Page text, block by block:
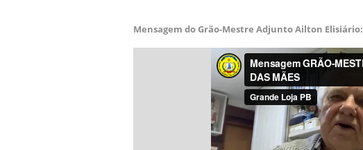
Mensagem do Grão-Mestre Adjunto Ailton Elisiário: